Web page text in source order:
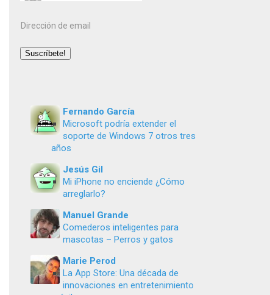
Dirección
email
Suscríbete!
Fernando García
Microsoft podría extender el
soporte de Windows 7 otros tres
años
Jesús Gil
Mi iPhone no enciende ¿Cómo
arreglarlo?
Manuel Grande
Comederos inteligentes para
mascotas – Perros y gatos
Marie Perod
La App Store: Una década de
innovaciones en entretenimiento